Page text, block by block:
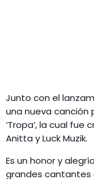
Junto con el
una nueva canción
‘Tropa’, la cual
Anitta y Luck Muzik.
Es un honor y
grandes cantantes